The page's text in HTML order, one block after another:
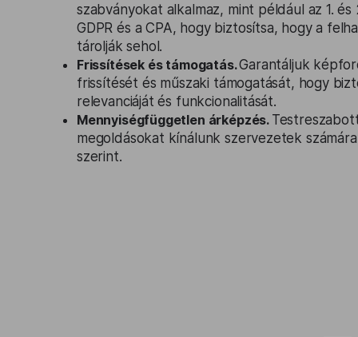
szabványokat alkalmaz, mint például az 1. és
GDPR és a CPA, hogy biztosítsa, hogy a
tárolják sehol.
Frissítések és támogatás.Garantáljuk
frissítését és műszaki támogatását, hogy
relevanciáját és funkcionalitását.
Mennyiségfüggetlen árképzés.
megoldásokat kínálunk szervezetek
szerint.